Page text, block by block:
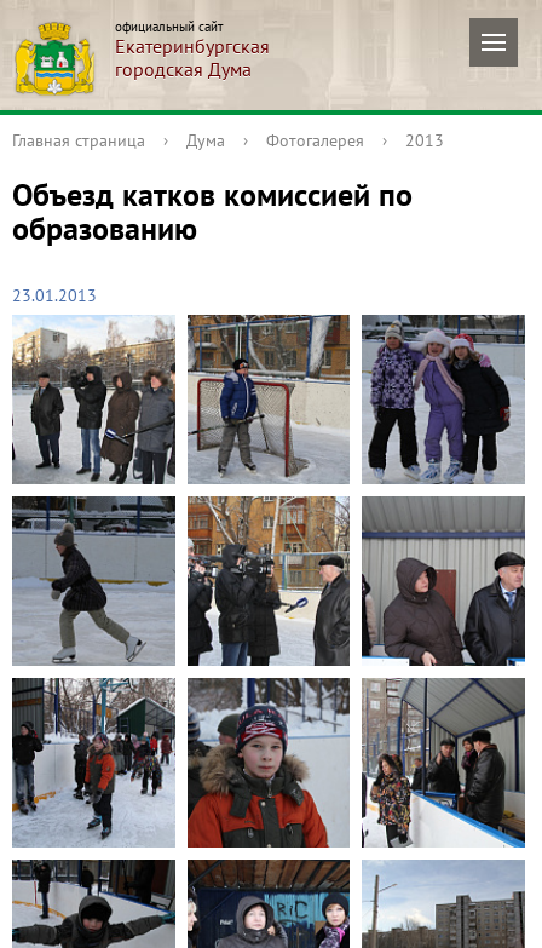
официальный сайт
Екатеринбургская
городская Дума
Главная страница › Дума › Фотогалерея › 2013
Объезд катков комиссией по
образованию
23.01.2013